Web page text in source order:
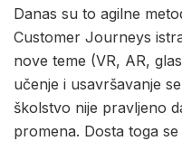
Danas su to agilne
Customer Journeys
nove teme (VR, AR,
učenje i usavršavanje
školstvo nije pravljeno
promena. Dosta toga